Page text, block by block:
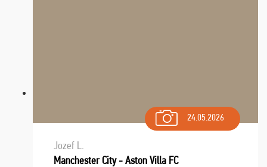
24.05.2026
Jozef L.
Manchester City - Aston Villa FC